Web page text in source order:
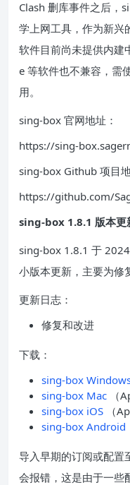
Clash 删库事件之后，
学上网工具，作为新兴
软件目前尚未提供内建
e 等软件也不兼容，需
用。
sing-box 官网地址：
https://sing-
sing-box Github 项目地
https://github.com/
sing-box 1.8.1 版本更
sing-box 1.8.1 于
小版本更新，主要为修
更新日志：
修复和改进
下载：
sing-box
sing-box Mac （
sing-box iOS （
sing-box Android
导入早期的订阅或配
会报错，这是由于一些